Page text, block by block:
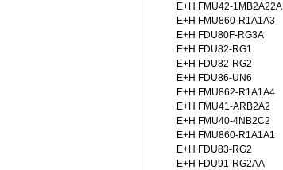
E+H FMU42-1MB2A22A
E+H FMU860-R1A1A3
E+H FDU80F-RG3A
E+H FDU82-RG1
E+H FDU82-RG2
E+H FDU86-UN6
E+H FMU862-R1A1A4
E+H FMU41-ARB2A2
E+H FMU40-4NB2C2
E+H FMU860-R1A1A1
E+H FDU83-RG2
E+H FDU91-RG2AA